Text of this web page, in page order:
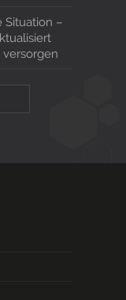
Situation –